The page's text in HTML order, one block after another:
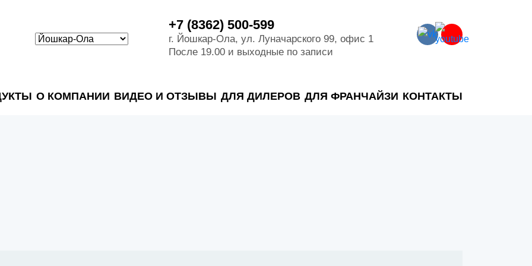
+7 (8362) 500-599
г. Йошкар-Ола, ул. Луначарского 99, офис 1
После 19.00 и выходные по записи
О КОМПАНИИ ВИДЕО И ОТЗЫВЫ ДЛЯ ДИЛЕРОВ ДЛЯ ФРАНЧАЙЗИ КОНТАКТЫ
вод